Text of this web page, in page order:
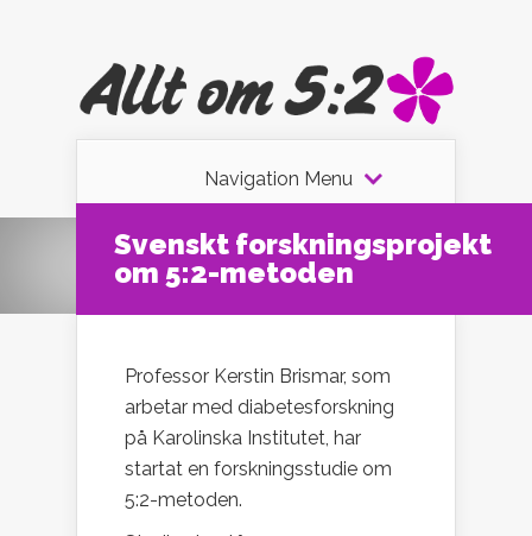
Navigation Menu
Svenskt forskningsprojekt
om 5:2-metoden
Professor Kerstin Brismar, som
arbetar med diabetesforskning
på Karolinska Institutet, har
startat en forskningsstudie om
5:2-metoden.